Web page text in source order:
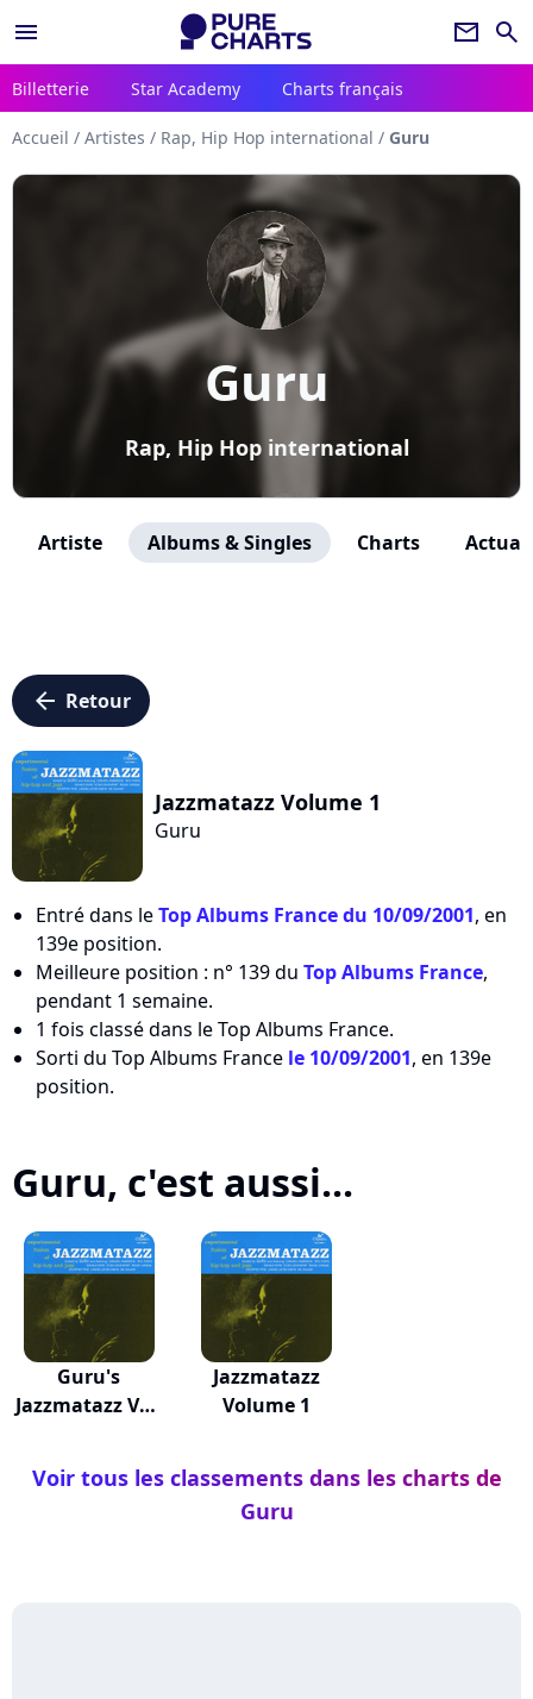
menu newsletter search
Billetterie Star Academy Charts français
Accueil / Artistes / Rap, Hip Hop international / Guru
Guru
Rap, Hip Hop international
Artiste Albums & Singles Charts
arrow_left Retour
Jazzmatazz Volume 1
Guru
Entré dans leTop Albums France du 10/09/2001, en
139e position.
Meilleure position : n° 139 du Top Albums France,
pendant 1 semaine.
1 fois classé dans le Top Albums France.
Sorti du Top Albums France le 10/09/2001, en 139e
position.
Guru, c'est aussi...
Guru's
Jazzmatazz Vol.
Jazzmatazz
Volume 1
Voir tous les classements dans les charts de
Guru